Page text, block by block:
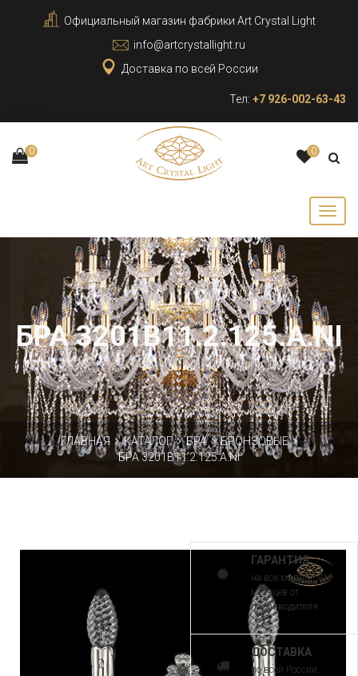
Официальный магазин фабрики Art Crystal Light
info@artcrystallight.ru
Доставка по всей России
Тел: +7 926-002-63-43
0 0
БРА 3201B11.2.125.A.NI
ГЛАВНАЯ КАТАЛОГ БРА
БРОНЗОВЫЕ
БРА 3201B11.2.125.A.NI
ГАРАНТИЯ
на все модели 30
месяцев от
производителя
ДОСТАВКА
по всей России.